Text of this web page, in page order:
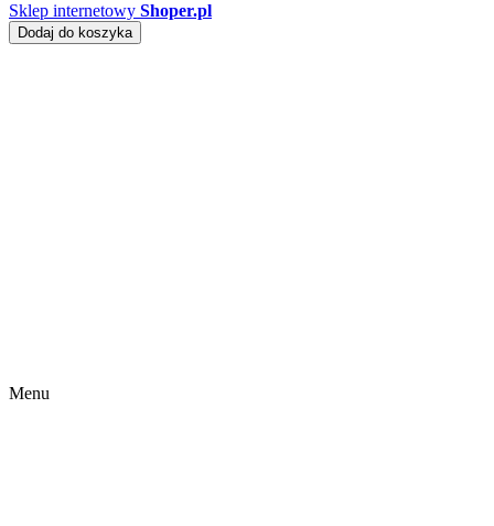
Sklep internetowy Shoper.pl
Dodaj do koszyka
Menu